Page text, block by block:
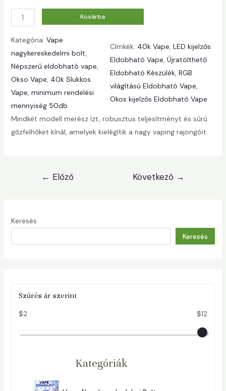
Keresés
Keresés
Szűrés ár szerint
$2
$12
Kategóriák
e
n
n
y
i
s
é
g
Kosárba
Kategória: Vape
nagykereskedelmi bolt
Népszerű eldobható vape
Okso Vape, 40k Slukkos
Vape, minimum rendelési
mennyiség 50db
Címkék: 40k Vape, LED kijelzős
Eldobható Vape, Újratölthető
Eldobható Készülék, RGB
világítású Eldobható Vape
Okos kijelzős Eldobható Vape
Mindkét modell merész ízt, robusztus teljesítményt és sűrű
gőzfelhőket kínál, amelyek kielégítik a nagy vaping rajongóit.
Bejegyzés
← Előző Következő →